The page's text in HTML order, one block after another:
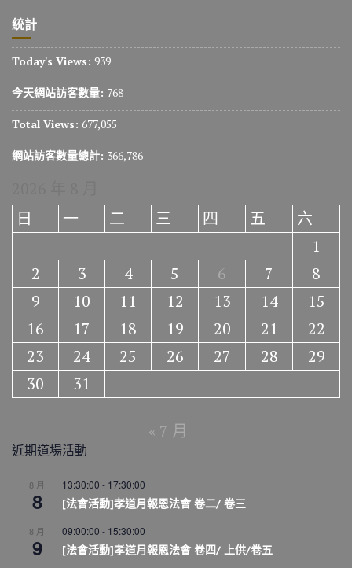
統計
Today's Views: 939
今天網站訪客數量: 768
Total Views: 677,055
網站訪客數量總計: 366,786
日
一 二 三 四 五
六
1
2
3 4 5 6 7
8
9
10 11 12 13 14
15
16
17 18 19 20 21
22
23
24 25 26 27 28
29
30
31
« 7 月
近期道場活動
8 月
8
13:30:00 - 17:30:00
[法會活動]孝道月報恩法會 卷二/ 卷三
8 月
9
09:00:00 - 15:30:00
[法會活動]孝道月報恩法會 卷四/ 上供/卷五